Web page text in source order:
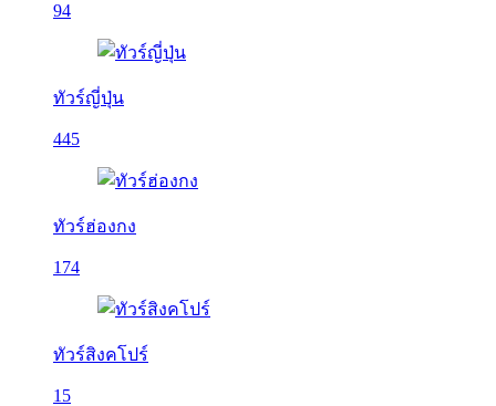
94
ทัวร์ญี่ปุ่น
445
ทัวร์ฮ่องกง
174
ทัวร์สิงคโปร์
15